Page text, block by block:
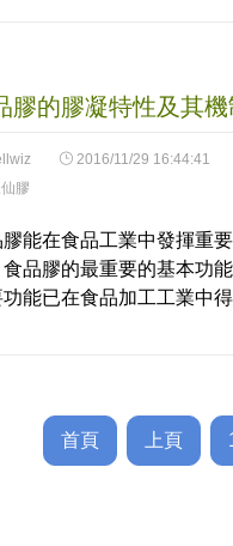
膠的膠凝特性及其機
2016/11/29 16:44:41
膠
能在食品工業中發揮重
食品膠的最重要的基本功
能已在食品加工工業中
首頁 上頁